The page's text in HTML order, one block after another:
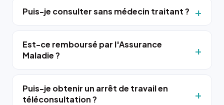
Puis-je consulter sans médecin traitant ?
Est-ce remboursé par l'Assurance
Maladie ?
Puis-je obtenir un arrêt de travail en
téléconsultation ?